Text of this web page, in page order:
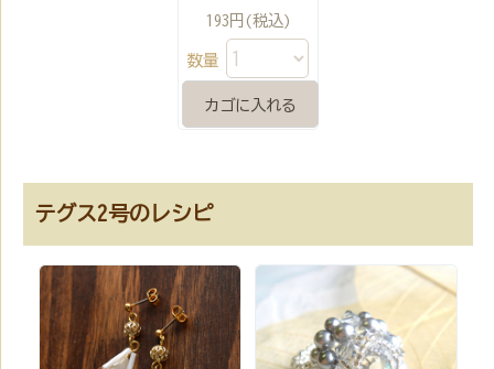
193円(税込)
数量
テグス2号のレシピ